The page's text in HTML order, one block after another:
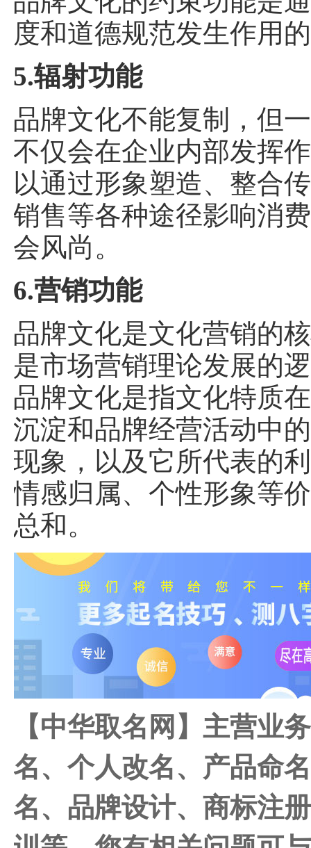
度和道德规范发生作用
5.辐射功能
品牌文化不能复制，但
不仅会在企业内部发挥
以通过形象塑造、整合
销售等各种途径影响消
会风尚。
6.营销功能
品牌文化是文化营销的
是市场营销理论发展的
品牌文化是指文化特质
沉淀和品牌经营活动中
现象，以及它所代表的
情感归属、个性形象等
总和。
【中华取名网】主营业
名、个人改名、产品命
名、品牌设计、商标注